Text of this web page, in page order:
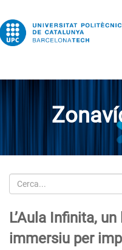
Cerca
L’Aula Infinita,
immersiu per